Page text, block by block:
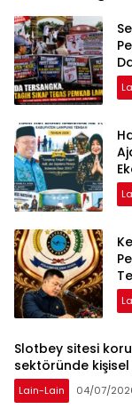
Slotbey sitesi
sektöründe
Lain-Lain 04/07/